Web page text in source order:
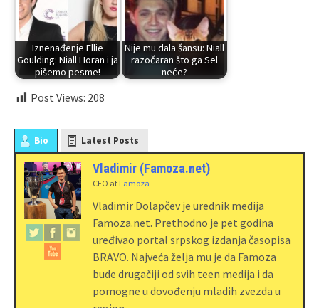
Iznenađenje Ellie
Goulding: Niall Horan i ja
pišemo pesme!
Nije mu dala šansu: Niall
razočaran što ga Sel
neće?
Post Views: 208
Bio Latest Posts
Vladimir (Famoza.net)
CEO at Famoza
Vladimir Dolapčev je urednik medija
Famoza.net. Prethodno je pet godina
uređivao portal srpskog izdanja časopisa
BRAVO. Najveća želja mu je da Famoza
bude drugačiji od svih teen medija i da
pomogne u dovođenju mladih zvezda u